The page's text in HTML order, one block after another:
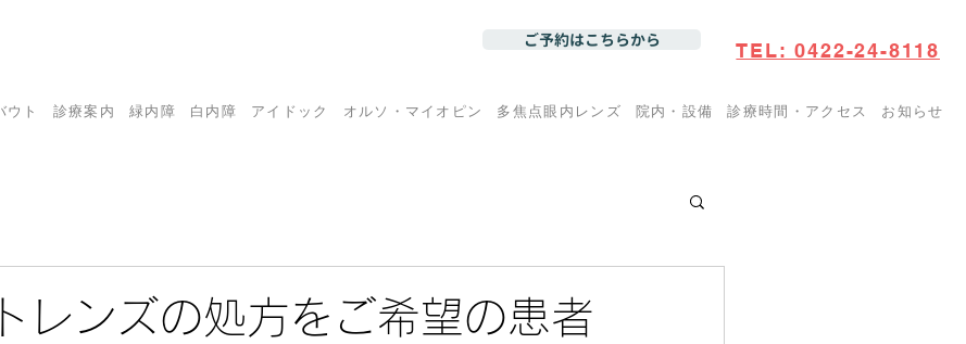
ご予約はこちらから TEL: 0422-24-8118
ウト 診療案内 緑内障 白内障 アイドック オルソ・マイオピン 多焦点眼内レンズ 院内・設備 診療時間・アクセス お知らせ
レンズの処方をご希望の患者